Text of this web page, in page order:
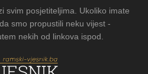
svim posjetiteljima. Ukoliko imate
smo propustili neku vijest -
nekih od linkova ispod.